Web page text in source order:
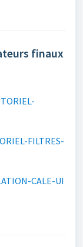
finaux
FILTRES-
CALE-UI